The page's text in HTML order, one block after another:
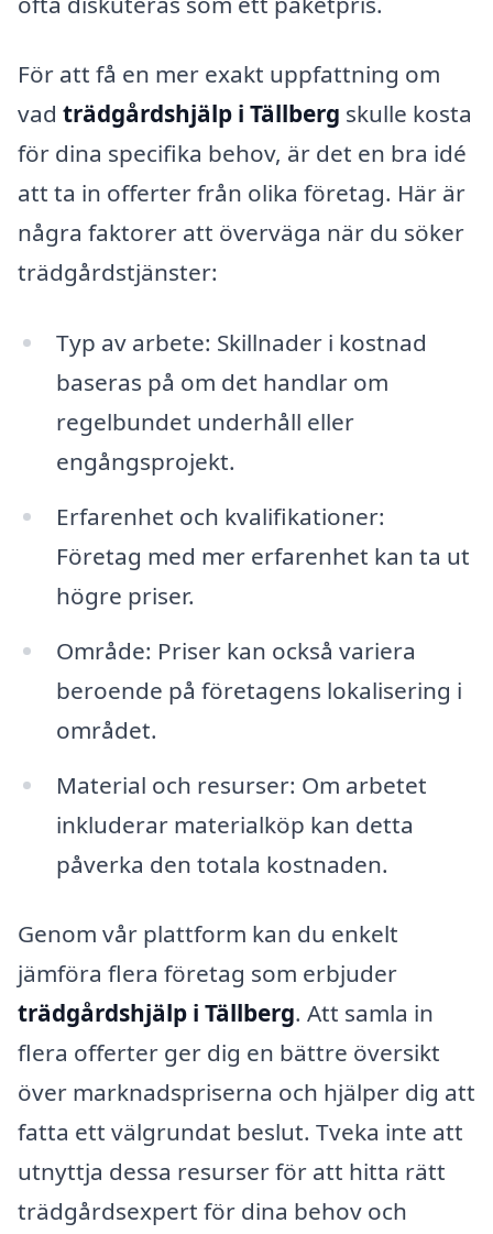
För att få en mer exakt uppfattning om
vad trädgårdshjälp i Tällberg skulle kosta
för dina specifika behov, är det en bra idé
att ta in offerter från olika företag. Här är
några faktorer att överväga när du söker
trädgårdstjänster:
Typ av arbete: Skillnader i kostnad
baseras på om det handlar om
regelbundet underhåll eller
engångsprojekt.
Erfarenhet och kvalifikationer:
Företag med mer erfarenhet kan ta ut
högre priser.
Område: Priser kan också variera
beroende på företagens lokalisering i
området.
Material och resurser: Om arbetet
inkluderar materialköp kan detta
påverka den totala kostnaden.
Genom vår plattform kan du enkelt
jämföra flera företag som erbjuder
trädgårdshjälp i Tällberg. Att samla in
flera offerter ger dig en bättre översikt
över marknadspriserna och hjälper dig att
fatta ett välgrundat beslut. Tveka inte att
utnyttja dessa resurser för att hitta rätt
trädgårdsexpert för dina behov och